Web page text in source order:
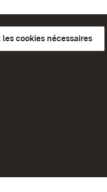
cookies nécessaires
(geprüfte Seiten)